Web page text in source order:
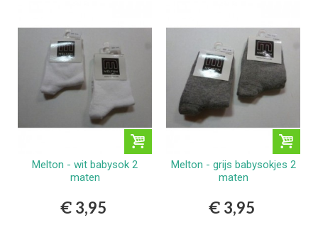
Melton - wit babysok 2
maten
€ 3,95
Melton - grijs babysokjes 2
maten
€ 3,95